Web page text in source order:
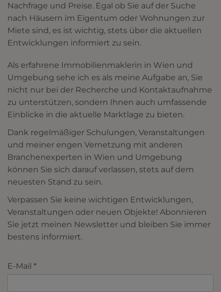
Nachfrage und Preise. Egal ob Sie auf der Suche
nach Häusern im Eigentum oder Wohnungen zur
Miete sind, es ist wichtig, stets über die aktuellen
Entwicklungen informiert zu sein.
Als erfahrene Immobilienmaklerin in Wien und
Umgebung sehe ich es als meine Aufgabe an, Sie
nicht nur bei der Recherche und Kontaktaufnahme
zu unterstützen, sondern Ihnen auch umfassende
Einblicke in die aktuelle Marktlage zu bieten.
Dank regelmäßiger Schulungen, Veranstaltungen
und meiner engen Vernetzung mit anderen
Branchenexperten in Wien und Umgebung
können Sie sich darauf verlassen, stets auf dem
neuesten Stand zu sein.
Verpassen Sie keine wichtigen Entwicklungen,
Veranstaltungen oder neuen Objekte! Abonnieren
Sie jetzt meinen Newsletter und bleiben Sie immer
bestens informiert.
E-Mail